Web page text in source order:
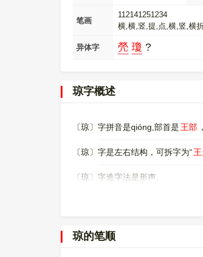
笔画
112141251234
横,横,竖,提,点,横,竖,横
异体字 焭 瓊 ?
琼字概述
〔琼〕字拼音是qióng,部首是 王部
〔琼〕字是左右结构，可拆字为“
〔琼〕字造字法是形声。
0000743C，UTF-8：E7 90
琼的笔顺